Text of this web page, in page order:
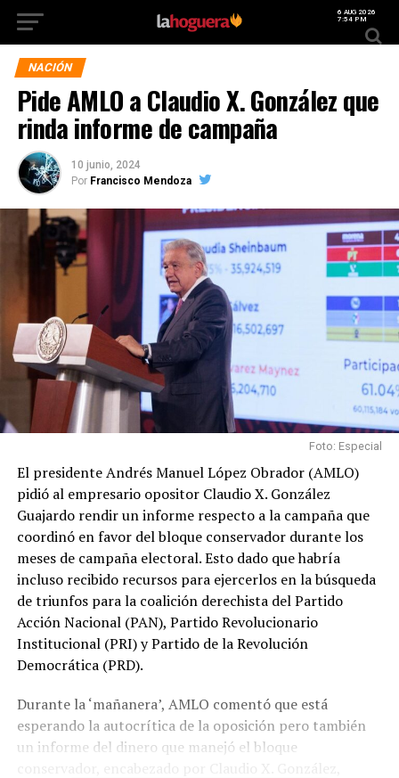
6 AUG 2026
7:54 PM
NACIÓN
Pide AMLO a Claudio X. González que
rinda informe de campaña
10 junio, 2024
Por Francisco Mendoza
Foto: Especial
El presidente Andrés Manuel López Obrador (AMLO)
pidió al empresario opositor Claudio X. González
Guajardo rendir un informe respecto a la campaña que
coordinó en favor del bloque conservador durante los
meses de campaña electoral. Esto dado que habría
incluso recibido recursos para ejercerlos en la búsqueda
de triunfos para la coalición derechista del Partido
Acción Nacional (PAN), Partido Revolucionario
Institucional (PRI) y Partido de la Revolución
Democrática (PRD).
Durante la ‘mañanera’, AMLO comentó que está
esperando la autocrítica de la oposición pero también
un informe del dinero que manejó el bloque